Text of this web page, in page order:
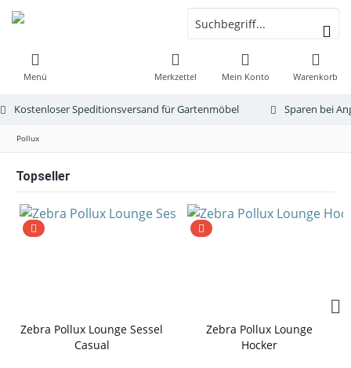
Menü Warenkorb
Merkzettel Mein Konto
Kostenloser Speditionsversand für Gartenmöbel Sparen bei
Pollux
Topseller
Zebra Pollux Lounge Sessel
Casual
Zebra Pollux Lounge
Hocker